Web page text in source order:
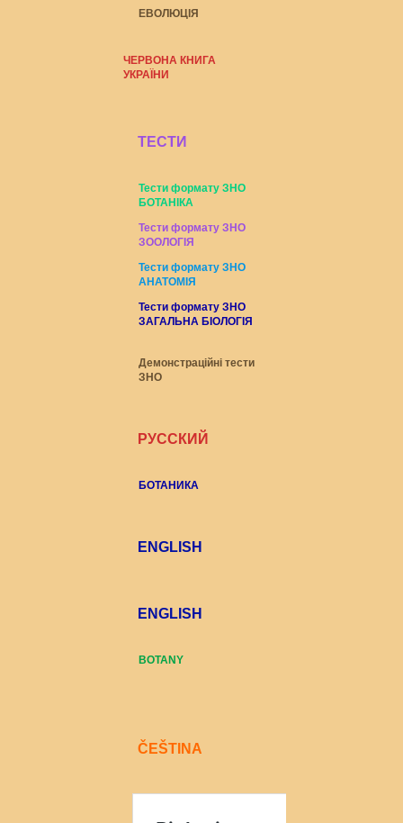
ЕВОЛЮЦІЯ
ЧЕРВОНА КНИГА
УКРАЇНИ
ТЕСТИ
Тести формату ЗНО
БОТАНІКА
Тести формату ЗНО
ЗООЛОГІЯ
Тести формату ЗНО
АНАТОМІЯ
Тести формату ЗНО
ЗАГАЛЬНА БІОЛОГІЯ
Демонстраційні тести
ЗНО
РУССКИЙ
БОТАНИКА
ENGLISH
ENGLISH
BOTANY
ČEŠTINA